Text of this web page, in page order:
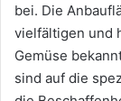
bei. Die
vielfältigen und
Gemüse
sind auf die